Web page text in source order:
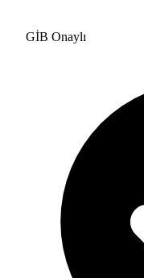
GİB Onaylı